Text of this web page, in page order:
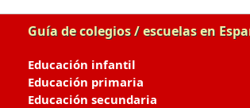
Guía de colegios / escuelas en
Educación infantil
Educación primaria
Educación secundaria